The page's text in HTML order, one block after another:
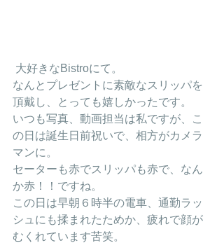
大好きなBistroにて。
なんとプレゼントに素敵なスリッパを
頂戴し、とっても嬉しかったです。
いつも写真、動画担当は私ですが、こ
の日は誕生日前祝いで、相方がカメラ
マンに。
セーターも赤でスリッパも赤で、なん
か赤！！ですね。
この日は早朝６時半の電車、通勤ラッ
シュにも揉まれたためか、疲れで顔が
むくれています苦笑。